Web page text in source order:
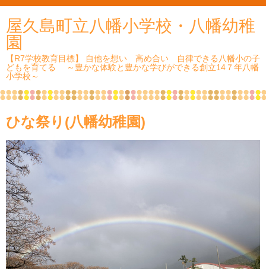
屋久島町立八幡小学校・八幡幼稚
園
【R7学校教育目標】 自他を想い 高め合い 自律できる八幡小の子
どもを育てる ～豊かな体験と豊かな学びができる創立14７年八幡
小学校～
ひな祭り(八幡幼稚園)